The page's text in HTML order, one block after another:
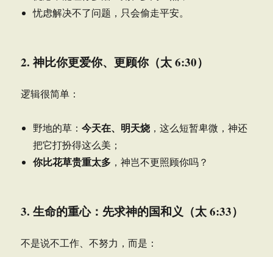
忧虑解决不了问题，只会偷走平安。
2. 神比你更爱你、更顾你（太 6:30）
逻辑很简单：
野地的草：今天在、明天烧 ，这么短暂卑微，神还
把它打扮得这么美；
你比花草贵重太多 ，神岂不更照顾你吗？
3. 生命的重心：先求神的国和义（太 6:33）
不是说不工作、不努力，而是：